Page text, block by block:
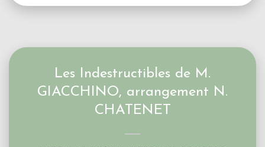
Les Indestructibles de M.
GIACCHINO, arrangement N.
CHATENET